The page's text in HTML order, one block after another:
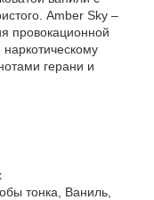
Amber Sky –
провокационной
герани и
тонка, Ваниль,